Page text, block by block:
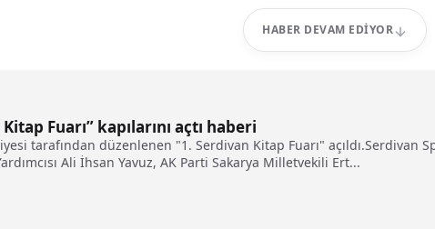
HABER DEVAM EDIYOR
Fuarı” kapılarını açtı haberi
tarafından düzenlenen "1. Serdivan Kitap Fuarı" açıldı.Serdivan
Ali İhsan Yavuz, AK Parti Sakarya Milletvekili Ert...